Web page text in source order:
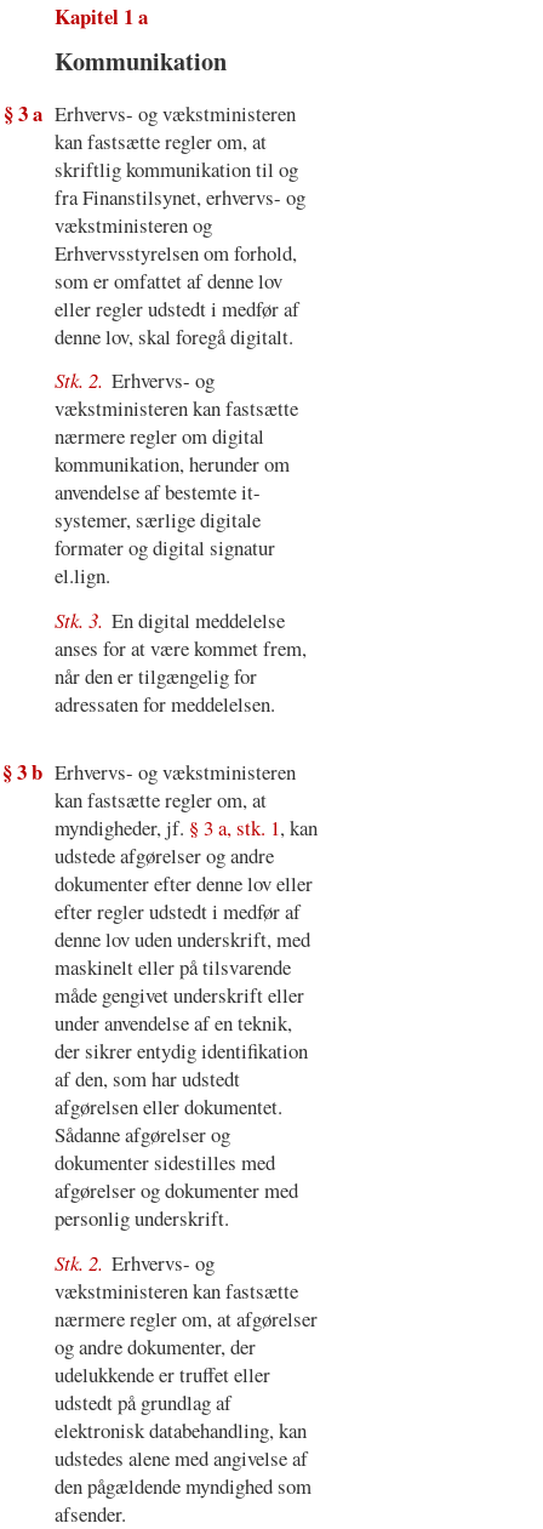
Kapitel 1 a
Kommunikation
§ 3 a Erhvervs- og vækstministeren
kan fastsætte regler om, at
skriftlig kommunikation til og
fra Finanstilsynet, erhvervs- og
vækstministeren og
Erhvervsstyrelsen om forhold,
som er omfattet af denne lov
eller regler udstedt i medfør af
denne lov, skal foregå digitalt.
Stk. 2. Erhvervs- og
vækstministeren kan fastsætte
nærmere regler om digital
kommunikation, herunder om
anvendelse af bestemte it-
systemer, særlige digitale
formater og digital signatur
el.lign.
Stk. 3. En digital meddelelse
anses for at være kommet frem,
når den er tilgængelig for
adressaten for meddelelsen.
§ 3 b Erhvervs- og vækstministeren
kan fastsætte regler om, at
myndigheder, jf. § 3 a, stk. 1, kan
udstede afgørelser og andre
dokumenter efter denne lov eller
efter regler udstedt i medfør af
denne lov uden underskrift, med
maskinelt eller på tilsvarende
måde gengivet underskrift eller
under anvendelse af en teknik,
der sikrer entydig identifikation
af den, som har udstedt
afgørelsen eller dokumentet.
Sådanne afgørelser og
dokumenter sidestilles med
afgørelser og dokumenter med
personlig underskrift.
Stk. 2. Erhvervs- og
vækstministeren kan fastsætte
nærmere regler om, at afgørelser
og andre dokumenter, der
udelukkende er truffet eller
udstedt på grundlag af
elektronisk databehandling, kan
udstedes alene med angivelse af
den pågældende myndighed som
afsender.